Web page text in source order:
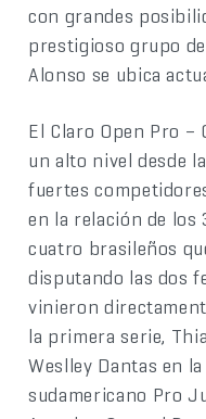
con grandes
prestigioso grupo
Alonso se ubica
El Claro Open Pro –
un alto nivel desde
fuertes
en la relación de los
cuatro brasileños
disputando las dos
vinieron
la primera serie,
Weslley Dantas en
sudamericano Pro